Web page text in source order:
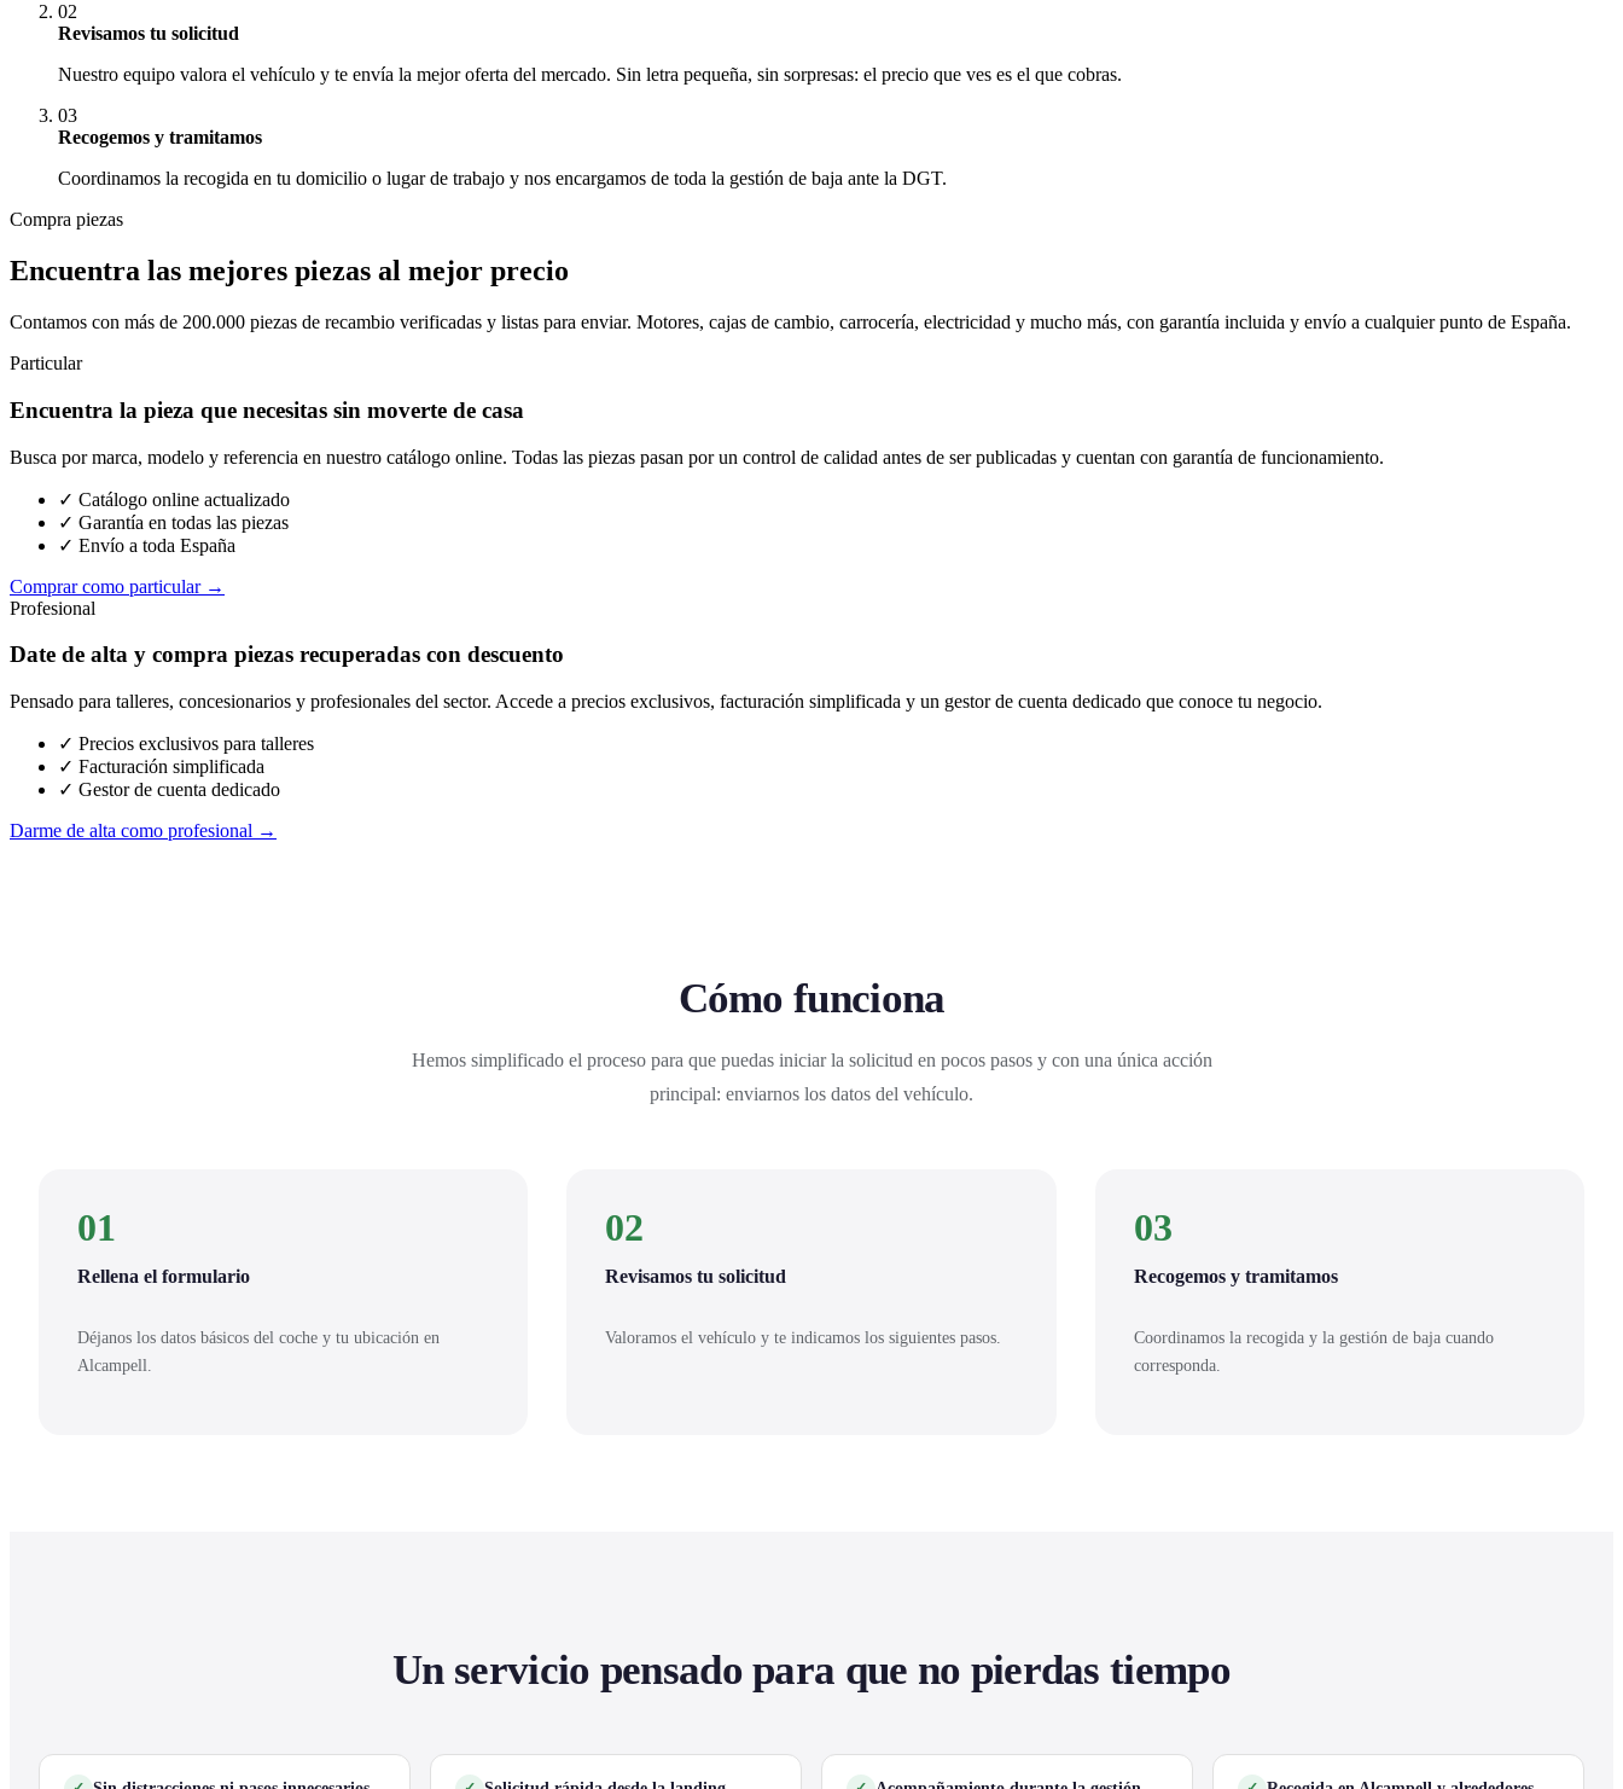
02
Revisamos tu solicitud
Nuestro equipo valora el vehículo y te envía la mejor oferta del mercado. Sin letra pequeña, sin sorpresas: el precio que ves es el que cobras.
03
Recogemos y tramitamos
Coordinamos la recogida en tu domicilio o lugar de trabajo y nos encargamos de toda la gestión de baja ante la DGT.
Compra piezas
Encuentra las mejores piezas al mejor precio
Contamos con más de 200.000 piezas de recambio verificadas y listas para enviar. Motores, cajas de cambio, carrocería, electricidad y mucho más, con garantía incluida y envío a cualquier punto de España.
Particular
Encuentra la pieza que necesitas sin moverte de casa
Busca por marca, modelo y referencia en nuestro catálogo online. Todas las piezas pasan por un control de calidad antes de ser publicadas y cuentan con garantía de funcionamiento.
✓ Catálogo online actualizado
✓ Garantía en todas las piezas
✓ Envío a toda España
Comprar como particular →
Profesional
Date de alta y compra piezas recuperadas con descuento
Pensado para talleres, concesionarios y profesionales del sector. Accede a precios exclusivos, facturación simplificada y un gestor de cuenta dedicado que conoce tu negocio.
✓ Precios exclusivos para talleres
✓ Facturación simplificada
✓ Gestor de cuenta dedicado
Darme de alta como profesional →
Cómo funciona
Hemos simplificado el proceso para que puedas iniciar la solicitud en pocos pasos y con una única acción
principal: enviarnos los datos del vehículo.
01
Rellena el formulario
Déjanos los datos básicos del coche y tu ubicación en
Alcampell.
02
Revisamos tu solicitud
Valoramos el vehículo y te indicamos los siguientes pasos.
03
Recogemos y tramitamos
Coordinamos la recogida y la gestión de baja cuando
corresponda.
Un servicio pensado para que no pierdas tiempo